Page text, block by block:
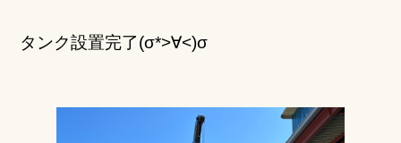
タンク設置完了(σ*>∀<)σ